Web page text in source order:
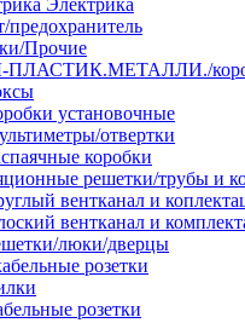
Электрика
предохранитель
Прочие
установочные
отвертки
коробки
решетки/трубы и
вентканал и
вентканал и
люки/дверцы
розетки
розетки